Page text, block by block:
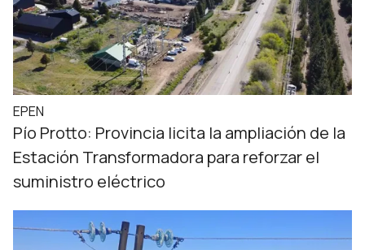
EPEN
Pío Protto: Provincia licita la ampliación de la
Estación Transformadora para reforzar el
suministro eléctrico